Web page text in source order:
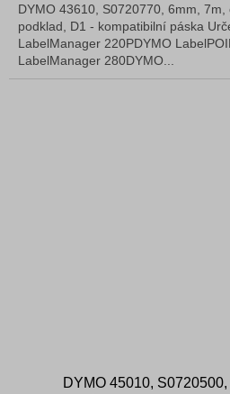
DYMO 43610, S0720770, 6mm,
podklad, D1 - kompatibilní páska
LabelManager 220PDYMO
LabelManager 280DYMO...
DYMO 45010,